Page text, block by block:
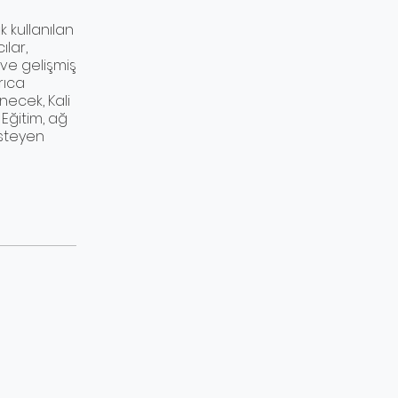
gelişmiş
Kali
ağ